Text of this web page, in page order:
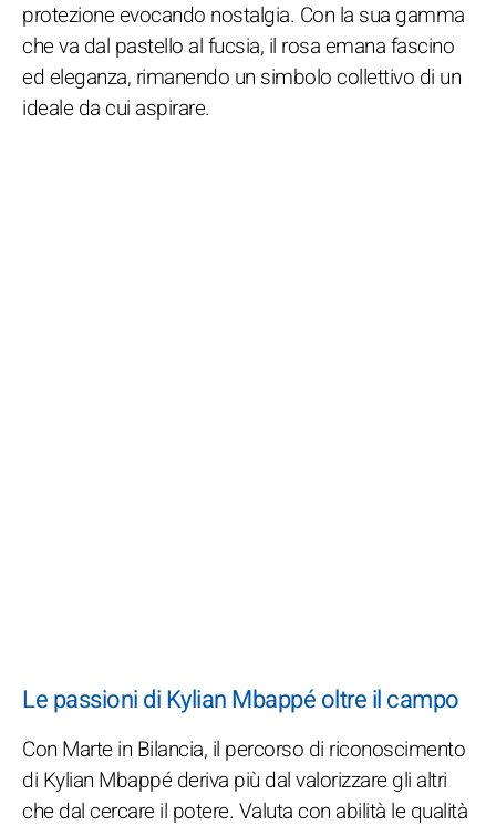
protezione evocando nostalgia. Con la sua gamma
che va dal pastello al fucsia, il rosa emana fascino
ed eleganza, rimanendo un simbolo collettivo di un
ideale da cui aspirare.
Le passioni di Kylian Mbappé oltre il campo
Con Marte in Bilancia, il percorso di riconoscimento
di Kylian Mbappé deriva più dal valorizzare gli altri
che dal cercare il potere. Valuta con abilità le qualità